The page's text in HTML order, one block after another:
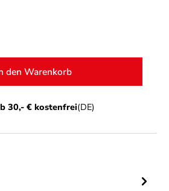
Gib den gewünschten Wert
den Warenkorb
30,- € kostenfrei(DE)